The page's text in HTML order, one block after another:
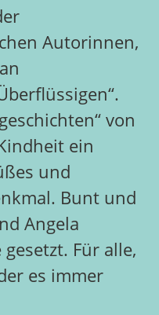
Autorinnen,
von
ein
und
Bunt und
Angela
Für alle,
es immer